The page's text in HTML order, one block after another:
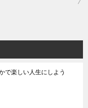
で楽しい人生にしよう